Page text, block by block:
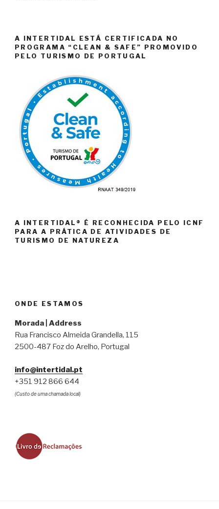
A INTERTIDAL ESTÁ CERTIFICADA NO
PROGRAMA “CLEAN & SAFE” PROMOVIDO
PELO TURISMO DE PORTUGAL
A INTERTIDAL® É RECONHECIDA PELO ICNF
PARA A PRÁTICA DE ATIVIDADES DE
TURISMO DE NATUREZA
ONDE ESTAMOS
Morada | Address
Rua Francisco Almeida Grandella, 115
2500-487 Foz do Arelho, Portugal
info@intertidal.pt
+351 912 866 644
(Custo de uma chamada local)